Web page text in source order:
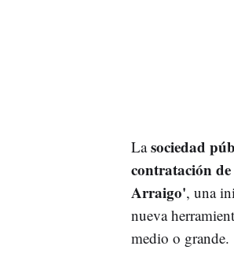
Lasociedad
contratación
Arraigo', una
nueva
medio o grande.